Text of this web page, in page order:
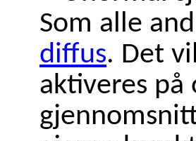
Som alle
diffus. Det
aktiveres